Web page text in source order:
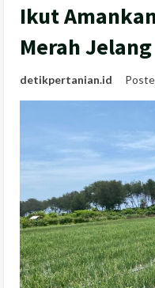
Ikut
Merah
detikpertanian.id